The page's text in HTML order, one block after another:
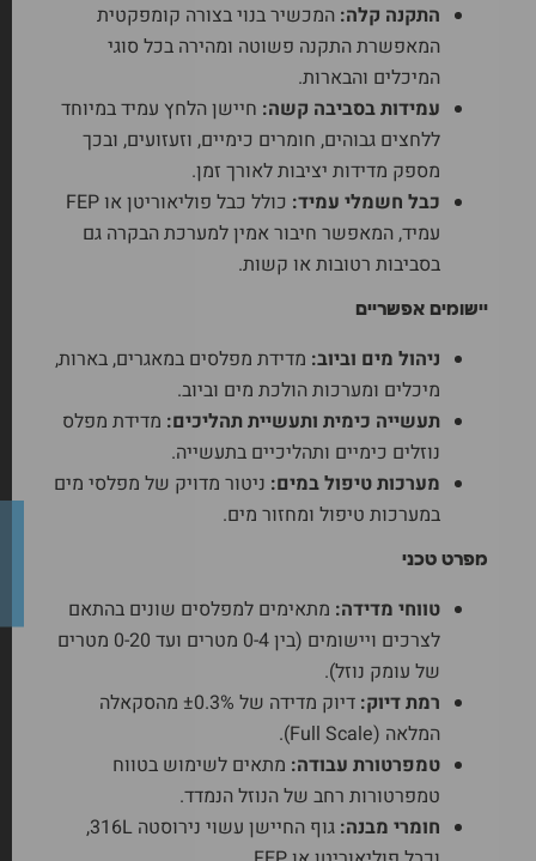
התקנה קלה: המכשיר בנוי בצורה קומפקטית
המאפשרת התקנה פשוטה ומהירה בכל סוגי
המיכלים והבארות.
עמידות בסביבה קשה: חיישן הלחץ עמיד במיוחד
ללחצים גבוהים, חומרים כימיים, וזעזועים, ובכך
מספק מדידות יציבות לאורך זמן.
כבל חשמלי עמיד:
כולל כבל פוליאוריטן או FEP
עמיד, המאפשר חיבור אמין למערכת הבקרה גם
בסביבות רטובות או קשות.
יישומים אפשריים
ניהול מים וביוב: מדידת מפלסים במאגרים, בארות,
מיכלים ומערכות הולכת מים וביוב.
תעשייה כימית ותעשיית תהליכים: מדידת מפלס
נוזלים כימיים ותהליכיים בתעשייה.
מערכות טיפול במים: ניטור מדויק של מפלסי מים
במערכות טיפול ומחזור מים.
מפרט טכני
טווחי מדידה: מתאימים למפלסים שונים בהתאם
לצרכים ויישומים (בין 0-4 מטרים ועד 0-20 מטרים
של עומק נוזל).
רמת דיוק:
דיוק מדידה של ±0.3% מהסקאלה
המלאה (Full Scale).
טמפרטורת עבודה: מתאים לשימוש בטווח
טמפרטורות רחב של הנוזל הנמדד.
חומרי מבנה:
גוף החיישן עשוי נירוסטה 316L,